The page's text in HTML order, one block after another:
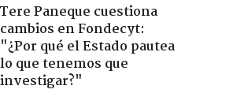
Tere Paneque cuestiona
cambios en Fondecyt:
"¿Por qué el Estado pautea
lo que tenemos que
investigar?"